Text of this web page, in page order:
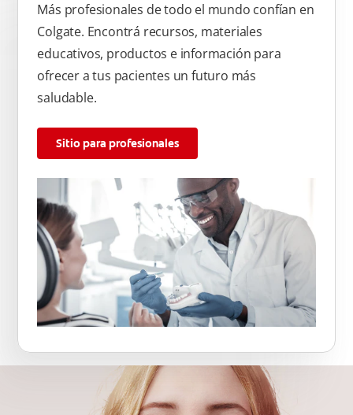
Más profesionales de todo el mundo confían en
Colgate. Encontrá recursos, materiales
educativos, productos e información para
ofrecer a tus pacientes un futuro más
saludable.
Sitio para profesionales